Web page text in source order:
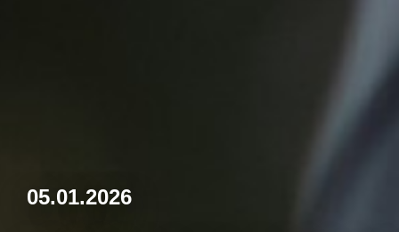
05.01.2026